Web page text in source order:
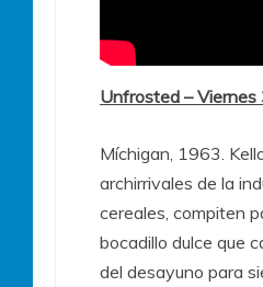
Unfrosted –
Míchigan, 1963.
archirrivales de la
cereales, compiten
bocadillo dulce que
del desayuno para